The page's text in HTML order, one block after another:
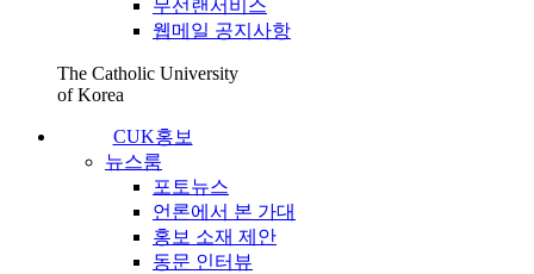
무선랜서비스
웹메일 공지사항
The Catholic University
of Korea
CUK홍보
뉴스룸
포토뉴스
언론에서 본 가대
홍보 소재 제안
동문 인터뷰